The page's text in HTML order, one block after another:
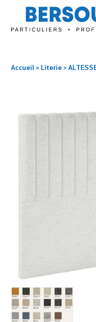
Accueil > Literie >